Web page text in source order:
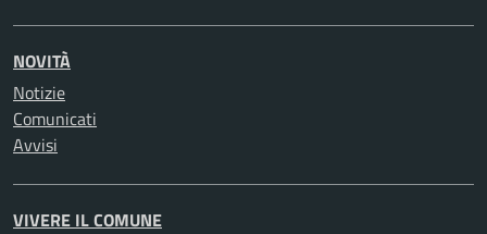
NOVITÀ
Notizie
Comunicati
Avvisi
VIVERE IL COMUNE